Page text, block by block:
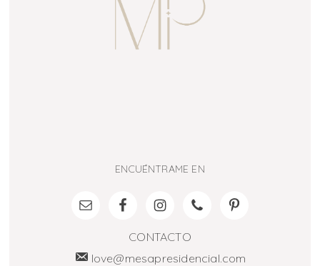
ENCUÉNTRAME EN
CONTACTO
love@mesapresidencial.com